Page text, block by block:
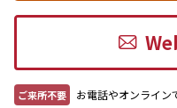
ご来所不要 お電話やオンライン